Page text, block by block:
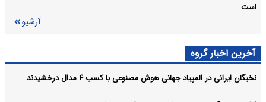
است
آرشیو
آخرین اخبار گروه
نخبگان ایرانی در المپیاد جهانی هوش مصنوعی با کسب ۴ مدال درخشیدند